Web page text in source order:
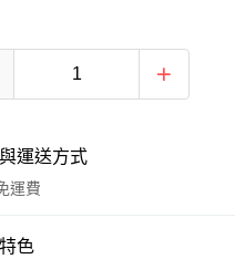
運送方式
運費
式
色